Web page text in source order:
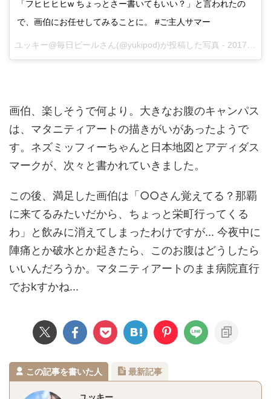
「フヒヒヒヒw ちょっとさー書いてもいい？」と言われたの
で、画伯にお任せしてみることに。 #ご主人サマー
ユッキー@毎日ビールさん(@yukipod)が投稿した写真 - 2017 1月 2 1:56午前 PST
画伯、楽しそうで何より。大きなお腹のキャンパス
は、マタニティアートの描きがいがあったようで
す。ネズミッフィーちゃんと日本地図とアディダス
マークが、次々と書かれていきました。
この後、満足した画伯は「○○さん覚えてる？那覇
に来てるみたいだから、ちょっと栄町行ってくる
わ」と飲みに消えてしまったわけですが... 今夜中に
陣痛とか破水とか起きたら、このお腹はどうしたら
いいんだろうか。マタニティアートのまま病院直行
でおkすかね...
この記事を書いた人 最新記事
ユッキー